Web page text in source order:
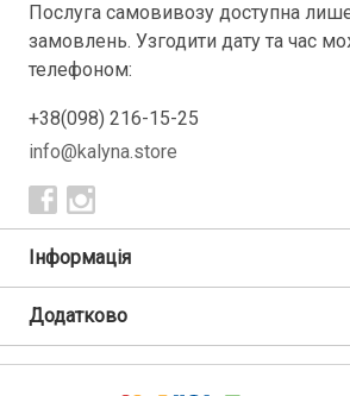
Послуга самовивозу доступна
замовлень. Узгодити дату та час
телефоном:
+38(098) 216-15-25
info@kalyna.store
Інформація
Додатково